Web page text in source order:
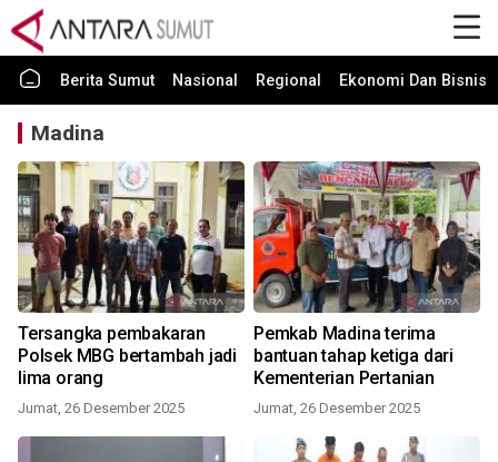
Berita Sumut Nasional Regional Ekonomi Dan Bisnis
Madina
Tersangka pembakaran
Polsek MBG bertambah jadi
lima orang
Jumat, 26 Desember 2025
Pemkab Madina terima
bantuan tahap ketiga dari
Kementerian Pertanian
Jumat, 26 Desember 2025